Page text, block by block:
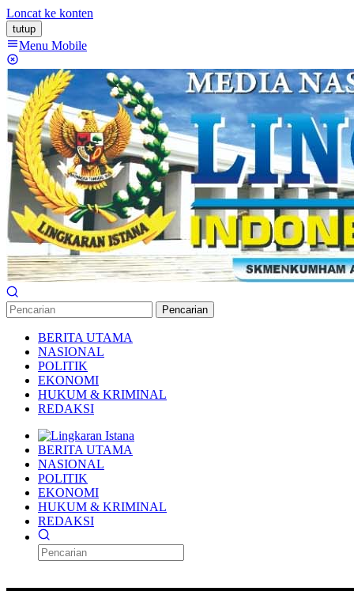
Loncat ke konten
tutup
Menu Mobile
Pencarian
BERITA UTAMA
NASIONAL
POLITIK
EKONOMI
HUKUM & KRIMINAL
REDAKSI
BERITA UTAMA
NASIONAL
POLITIK
EKONOMI
HUKUM & KRIMINAL
REDAKSI